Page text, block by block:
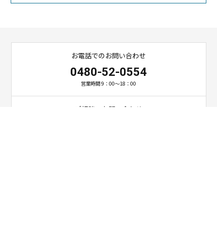
お電話でのお問い合わせ
0480-52-0554
営業時間 9：00～18：00
ご相談・お問い合わせ